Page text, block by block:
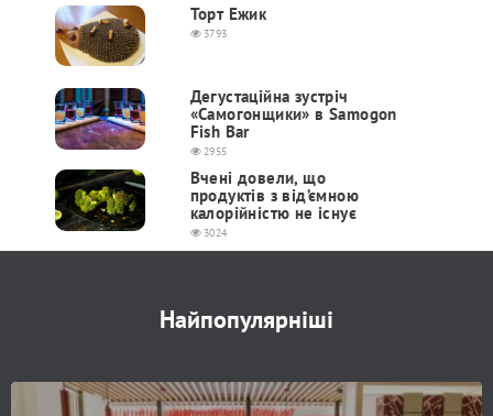
Торт Ежик
3793
Дегустаційна зустріч
«Самогонщики» в Samogon
Fish Bar
2955
Вчені довели, що
продуктів з від’ємною
калорійністю не існує
3024
Найпопулярніші